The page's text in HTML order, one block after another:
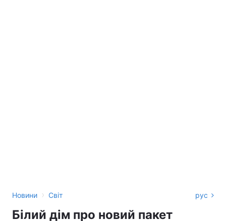
Новини › Світ рус
Білий дім про новий пакет